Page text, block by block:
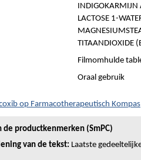
LACTOSE 1-
TITAANDIOXIDE
Filmomhulde
Oraal gebruik
op Farmacotherapeutisch Kompas
de productkenmerken (SmPC)
van de tekst: Laatste